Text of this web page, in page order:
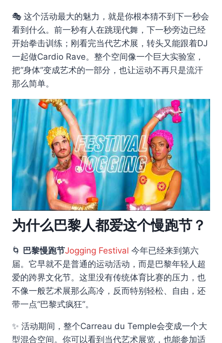
🎭 这个活动最大的魅力，就是你根本猜不到下一秒会
看到什么。前一秒有人在跳现代舞，下一秒旁边已经
开始拳击训练；刚看完当代艺术展，转头又能跟着DJ
一起做Cardio Rave。整个空间像一个巨大实验室，
把“身体”变成艺术的一部分，也让运动不再只是流汗
那么简单。
为什么巴黎人都爱这个慢跑节？
🌀 巴黎慢跑节Jogging Festival 今年已经来到第六
届。它早就不是普通的运动活动，而是巴黎年轻人超
爱的跨界文化节。这里没有传统体育比赛的压力，也
不像一般艺术展那么高冷，反而特别轻松、自由，还
带一点“巴黎式疯狂”。
✨ 活动期间，整个Carreau du Temple会变成一个大
型混合空间。你可以看到当代艺术展览，也能参加适